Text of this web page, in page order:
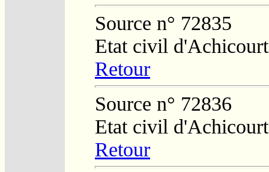
Source n° 72835
Etat civil d'Achicourt
Retour
Source n° 72836
Etat civil d'Achicourt
Retour